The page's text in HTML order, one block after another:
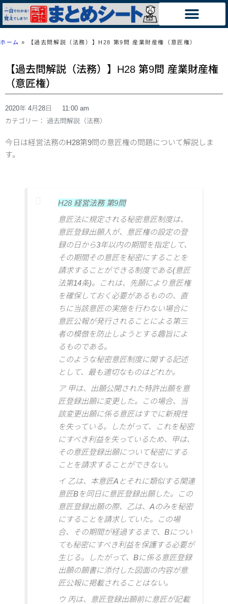
ホーム » 【過去問解説（法務）】H28 第9問 産業財産権（意匠権）
【過去問解説（法務）】H28 第9問 産業財産権
（意匠権）
2020年 4月28日
11:00 am
カテゴリー： 過去問解説（法務）
今日は経営法務のH28第9問の意匠権の問題について解説しま
す。
H28 経営法務 第9問
意匠法に規定される秘密意匠制度は、
意匠登録出願人が、意匠権の設定の登
録の日から3年以内の期間を指定して、
その期間その意匠を秘密にすることを
請求することができる制度である(意匠
法第14条)。これは、先願により意匠権
を確保しておく必要があるものの、直
ちに当該意匠の実施を行わない場合に
意匠公報が発行されることによる第三
者の模倣を防止しようとする趣旨によ
るものである。
このような秘密意匠制度に関する記述
として、最も適切なものはどれか。
ア 甲は、出願公開された特許出願を意
匠登録出願に変更した。この場合、当
該変更出願に係る意匠はすでに新規性
を失っている。したがって、これを秘密
にすべき利益を失っているため、甲は、
その意匠登録出願について秘密にする
ことを請求することができない。
イ 乙は、本意匠Aとそれに類似する関連
意匠Bを同日に意匠登録出願した。この
意匠登録出願の際、乙は、Aのみを秘密
にすることを請求していた。この場
合、その期間が経過するまで、Bについ
ても秘密にすべき利益を保護する必要が
生じる。したがって、Bに係る意匠登録
出願の願書に添付した図面の内容が意
匠公報に掲載されることはない。
ウ 丙は、意匠登録出願前に意匠が記載